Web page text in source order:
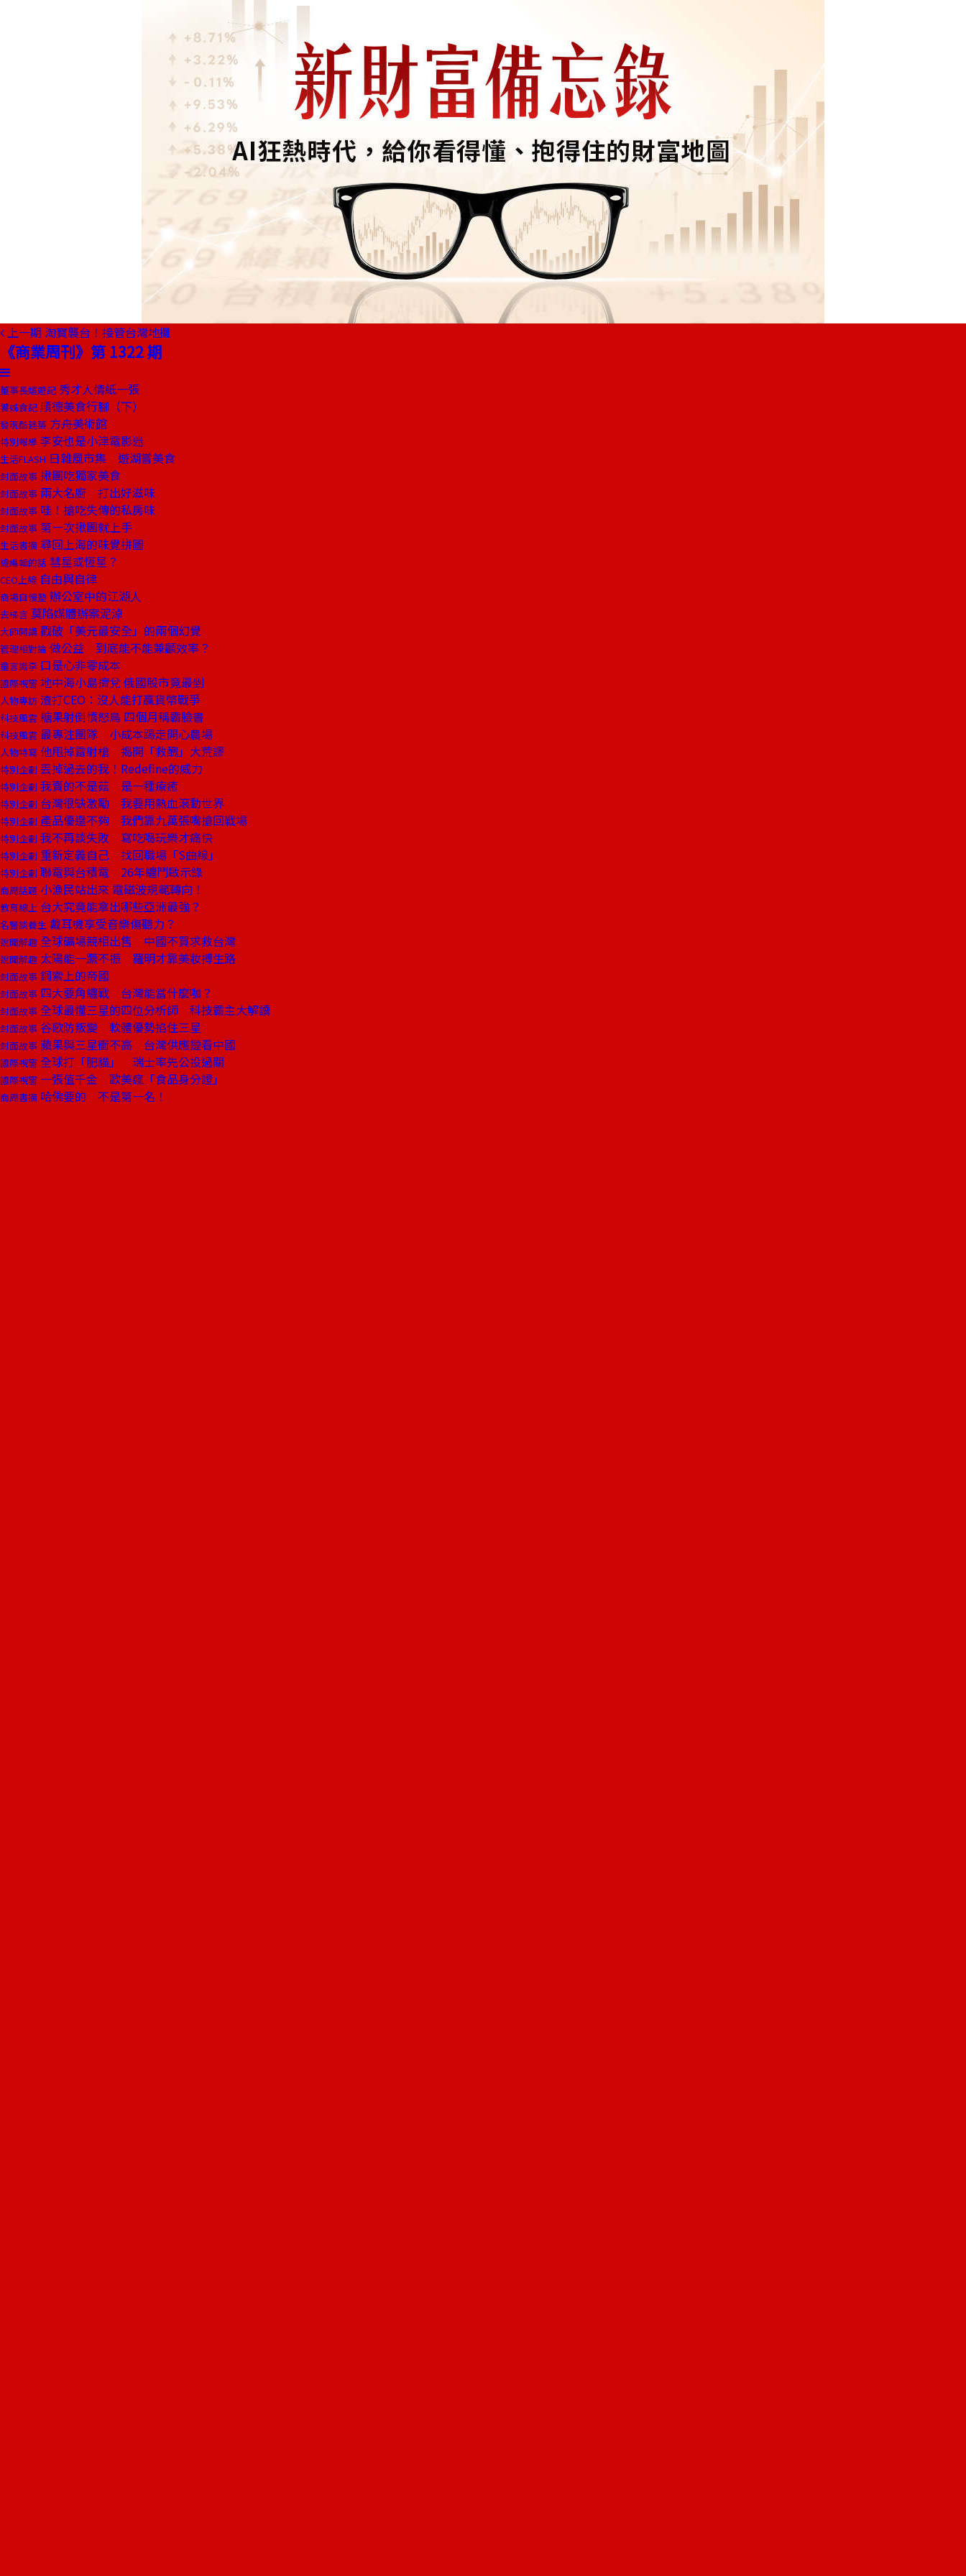
上一期 淘寶襲台！接管台灣地攤
《商業周刊》第 1322 期
董事長嬉遊記 秀才人情紙一張
饕姊食記 順德美食行腳（下）
發現酷建築 方舟美術館
特別報導 李安也是小津電影迷
生活FLASH 日雜風市集 遊湖嘗美食
封面故事 揪團吃獨家美食
封面故事 兩大名廚 打出好滋味
封面故事 哇！搶吃失傳的私房味
封面故事 第一次揪團就上手
生活書摘 尋回上海的味覺拼圖
總編輯的話 彗星或恆星？
CEO上線 自由與自律
商場自慢塾 辦公室中的江湖人
去梯言 莫陷媒體辦案泥淖
大師開講 戳破「美元最安全」的兩個幻覺
管理相對論 做公益 到底能不能兼顧效率？
童言識李 口是心非零成本
國際視窗 地中海小島擠兌 俄國股市竟最剉
人物專訪 渣打CEO：沒人能打贏貨幣戰爭
科技風雲 糖果射倒憤怒鳥 四個月稱霸臉書
科技風雲 最專注團隊 小成本踢走開心農場
人物特寫 他甩掉雷射槍 揭開「救醜」大荒謬
特別企劃 丟掉過去的我！Redefine的威力
特別企劃 我賣的不是菇 是一種療癒
特別企劃 台灣很缺激勵 我要用熱血滾動世界
特別企劃 產品優還不夠 我們靠九萬張嘴搶回戰場
特別企劃 我不再談失敗 寫吃喝玩樂才痛快
特別企劃 重新定義自己 找回職場「S曲線」
特別企劃 聯電與台積電 26年纏鬥啟示錄
商周話題 小漁民站出來 電磁波規範轉向！
教育線上 台大究竟能拿出哪些亞洲最強？
名醫談養生 戴耳機享受音樂傷聽力？
說聞解趣 全球礦場競相出售 中國不買求救台灣
說聞解趣 太陽能一蹶不振 羅明才靠美妝搏生路
封面故事 鋼索上的帝國
封面故事 四大要角纏戰 台灣能當什麼咖？
封面故事 全球最懂三星的四位分析師 科技霸主大解讀
封面故事 谷歌防叛變 軟體優勢掐住三星
封面故事 蘋果與三星衝不高 台灣供應鏈看中國
國際視窗 全球打「肥貓」 瑞士率先公投過關
國際視窗 一張值千金 歐美瘋「食品身分證」
商周書摘 哈佛要的 不是第一名！